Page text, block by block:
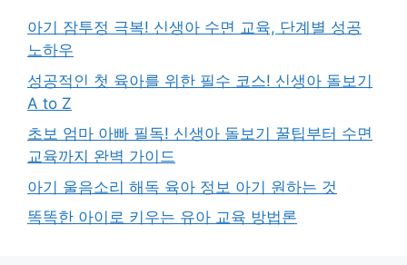
아기 잠투정 극복! 신생아 수면 교육, 단계별 성공
노하우
성공적인 첫 육아를 위한 필수 코스! 신생아 돌보기
A to Z
초보 엄마 아빠 필독! 신생아 돌보기 꿀팁부터 수면
교육까지 완벽 가이드
아기 울음소리 해독 육아 정보 아기 원하는 것
똑똑한 아이로 키우는 유아 교육 방법론